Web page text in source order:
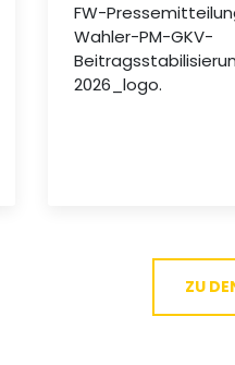
FW-
Wahler-PM-GKV-
2026_logo.
ZU